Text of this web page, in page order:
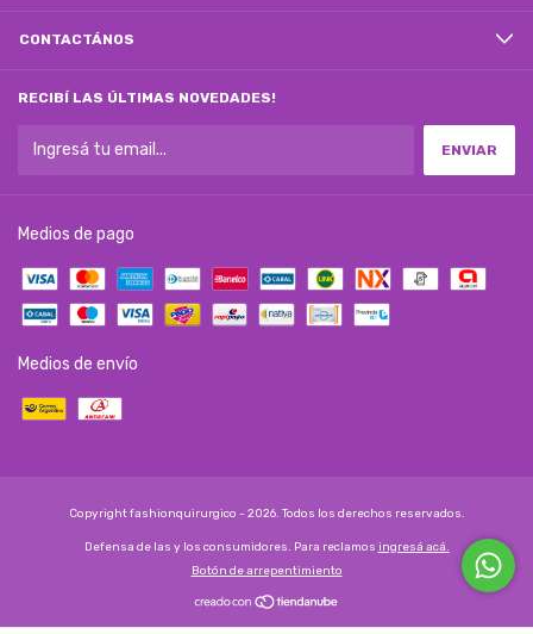
CONTACTÁNOS
RECIBÍ LAS ÚLTIMAS NOVEDADES!
Medios de pago
Medios de envío
Copyright fashionquirurgico - 2026. Todos los derechos reservados.
Defensa de las y los consumidores. Para reclamos ingresá acá.
Botón de arrepentimiento